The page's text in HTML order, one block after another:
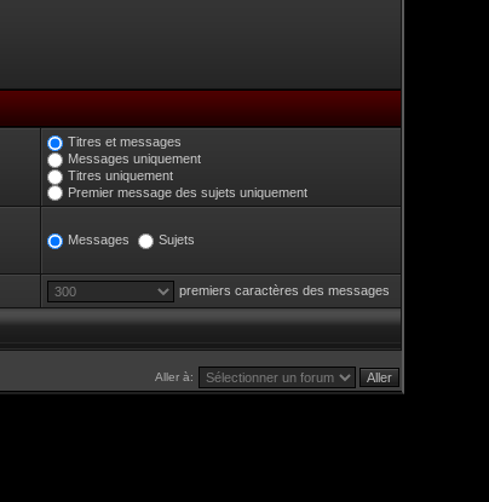
Titres et messages
Messages uniquement
Titres uniquement
Premier message des sujets uniquement
Messages Sujets
premiers caractères des messages
Aller à: